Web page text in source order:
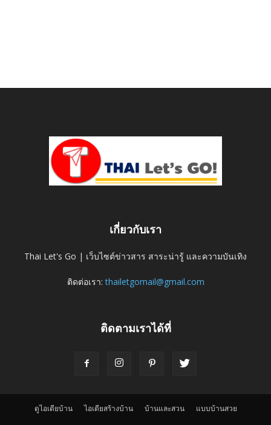
เกี่ยวกับเรา
Thai Let's Go | เว็บไซต์ข่าวสาร สาระน่ารู้ และความบันเทิง
ติดต่อเรา:thailetgomail@gmail.com
ติดตามเราได้ที่
ดูไอเดียบ้าน ไอเดียสร้างบ้าน บ้านและสวน แบบบ้านสวย